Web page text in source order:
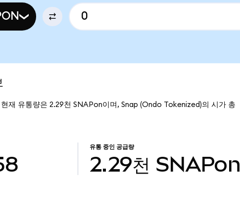
재 유통량은 2.29천 SNAPon이며, Snap (Ondo Tokenized)의 시가 총
유통 중인 공급량
2.29천 SNAPon